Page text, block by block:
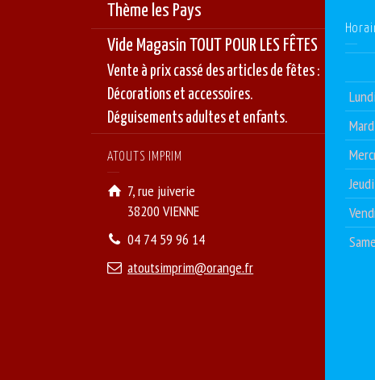
Thème les Pays
Vide Magasin TOUT POUR LES FÊTES
Vente à prix cassé des articles de fêtes :
Décorations et accessoires.
Déguisements adultes et enfants.
ATOUTS IMPRIM
7, rue juiverie
38200 VIENNE
04 74 59 96 14
atoutsimprim@orange.fr
Lundi
Jeudi